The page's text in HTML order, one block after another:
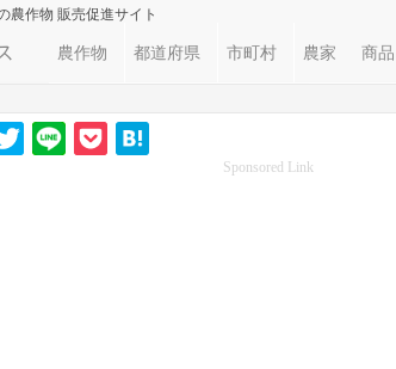
農作物 販売促進サイト
農作物 都道府県 市町村 農家 商品
Sponsored Link